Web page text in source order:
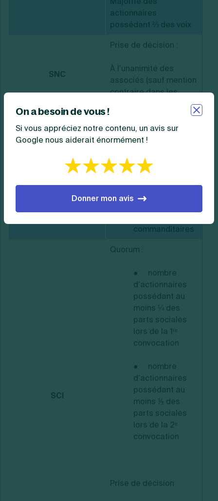
actionnaires
possédant ⅔ des voix
SNC
Prise de décision :
À l’unanimité des
associés (sauf mention
contraire dans les
Prise de décision :
des
commandités
● À la majorité
commanditaires
SCI
Quorum :
● nombre
d’actionnaires
possédant au
moins ¼ des
parts sociales
lors de la 1ʳᵉ
convocation
● nombre
d’actionnaires
possédant au
moins ⅕ des
parts sociales
lors de la 2ᵉ
convocation
Prise de décision
On a besoin de vous !
Si vous appréciez notre contenu, un avis sur
Google nous aiderait énormément !
Donner mon avis